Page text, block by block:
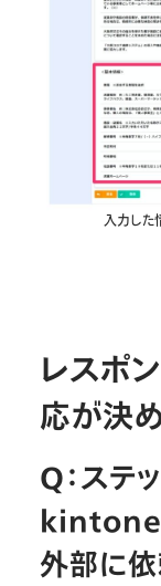
入力した
レスポ
応が決
Q：ステ
kintone
外部に